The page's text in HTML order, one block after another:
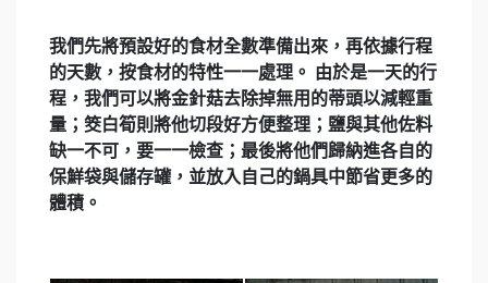
我們先將預設好的食材全數準備出來，再依據行程
的天數，按食材的特性一一處理。 由於是一天的行
程，我們可以將金針菇去除掉無用的蒂頭以減輕重
量；筊白筍則將他切段好方便整理；鹽與其他佐料
缺一不可，要一一檢查；最後將他們歸納進各自的
保鮮袋與儲存罐，並放入自己的鍋具中節省更多的
體積。